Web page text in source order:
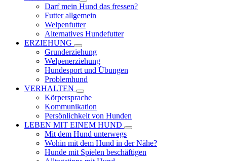
Darf mein Hund das fressen?
Futter allgemein
Welpenfutter
Alternatives Hundefutter
ERZIEHUNG
Grunderziehung
Welpenerziehung
Hundesport und Übungen
Problemhund
VERHALTEN
Körpersprache
Kommunikation
Persönlichkeit von Hunden
LEBEN MIT EINEM HUND
Mit dem Hund unterwegs
Wohin mit dem Hund in der Nähe?
Hunde mit Spielen beschäftigen